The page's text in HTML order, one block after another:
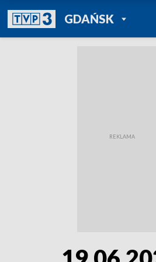
GDAŃSKPOWRÓT DO
TVP REGIONY